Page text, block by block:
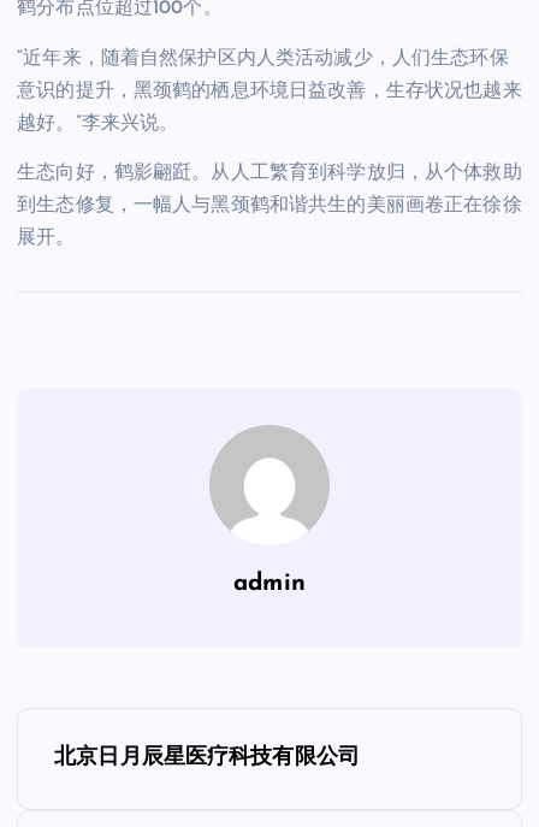
鹤分布点位超过100个。
“近年来，随着自然保护区内人类活动减少，人们生态环保
意识的提升，黑颈鹤的栖息环境日益改善，生存状况也越来
越好。”李来兴说。
生态向好，鹤影翩跹。从人工繁育到科学放归，从个体救助
到生态修复，一幅人与黑颈鹤和谐共生的美丽画卷正在徐徐
展开。
admin
文北京日月辰星医疗科技有限公司